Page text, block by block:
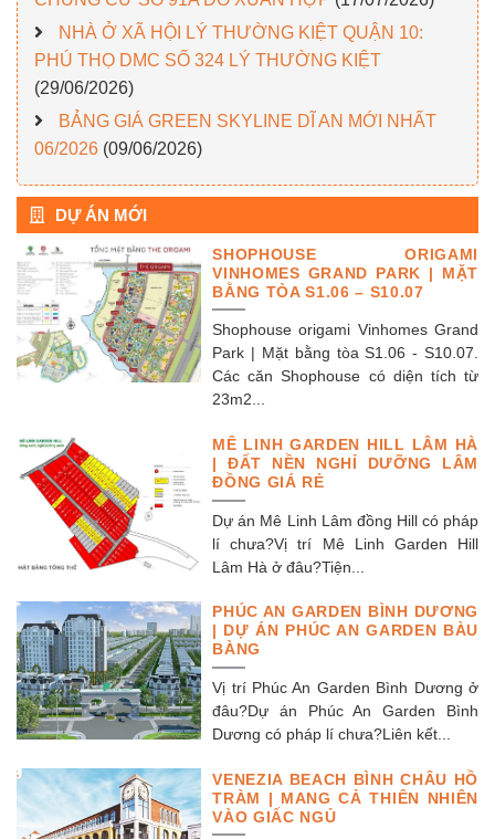
NHÀ Ở XÃ HỘI LÝ THƯỜNG KIỆT QUẬN 10:
PHÚ THỌ DMC SỐ 324 LÝ THƯỜNG KIỆT
(29/06/2026)
BẢNG GIÁ GREEN SKYLINE DĨ AN MỚI NHẤT
06/2026 (09/06/2026)
DỰ ÁN MỚI
SHOPHOUSE ORIGAMI
VINHOMES GRAND PARK | MẶT
BẰNG TÒA S1.06 – S10.07
Shophouse origami Vinhomes Grand
Park | Mặt bằng tòa S1.06 - S10.07.
Các căn Shophouse có diện tích từ
23m2...
MÊ LINH GARDEN HILL LÂM HÀ
| ĐẤT NỀN NGHỈ DƯỠNG LÂM
ĐỒNG GIÁ RẺ
Dự án Mê Linh Lâm đồng Hill có pháp
lí chưa?Vị trí Mê Linh Garden Hill
Lâm Hà ở đâu?Tiện...
PHÚC AN GARDEN BÌNH DƯƠNG
| DỰ ÁN PHÚC AN GARDEN BÀU
BÀNG
Vị trí Phúc An Garden Bình Dương ở
đâu?Dự án Phúc An Garden Bình
Dương có pháp lí chưa?Liên kết...
VENEZIA BEACH BÌNH CHÂU HỒ
TRÀM | MANG CẢ THIÊN NHIÊN
VÀO GIẤC NGỦ